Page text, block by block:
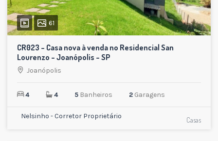
61
CR023 – Casa nova à venda no Residencial San
Lourenzo – Joanópolis – SP
Joanópolis
4 4 5 Banheiros 2 Garagens
Nelsinho - Corretor Proprietário Casas